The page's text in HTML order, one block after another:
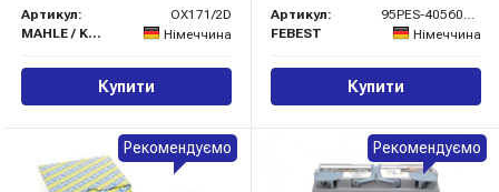
Артикул:
OX171/2D
MAHLE / KNECHT
Німеччина
Купити
Артикул:
95PES-40560813C
FEBEST
Німеччина
Купити
Рекомендуємо Рекомендуємо